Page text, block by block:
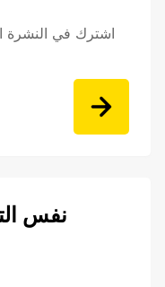
اشترك في النشرة
نفس